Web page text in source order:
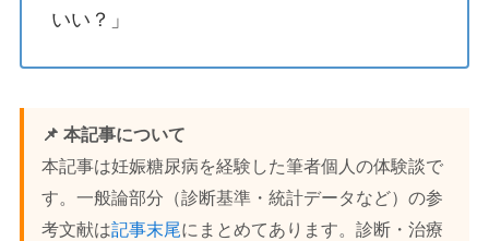
いい？」
📌 本記事について
本記事は妊娠糖尿病を経験した筆者個人の体験談で
す。一般論部分（診断基準・統計データなど）の参
考文献は記事末尾にまとめてあります。診断・治療